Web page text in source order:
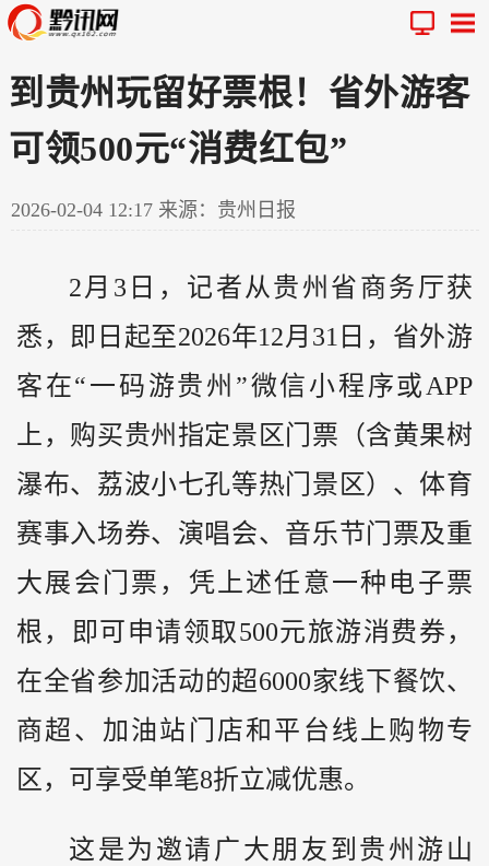
到贵州玩留好票根！省外游客
可领500元“消费红包”
2026-02-04 12:17 来源：贵州日报
2月3日，记者从贵州 省商务厅获
悉，即日起至2026年12月31日，省外游
客在“一码游贵州”微信小程序或APP
上，购买贵州指定景区门票（含黄果树
瀑布、荔波小七孔等热门景区）、体育
赛事入场券、演唱会、音乐节门票及重
大展会门票，凭上述任意一种电子票
根，即可申请领取500元旅游消费券，
在全省参加活动的超6000家线下餐饮、
商超、加油站门店和平台线上购物专
区，可享受单笔8折立减优惠。
这是为邀请广大朋友到贵州游山